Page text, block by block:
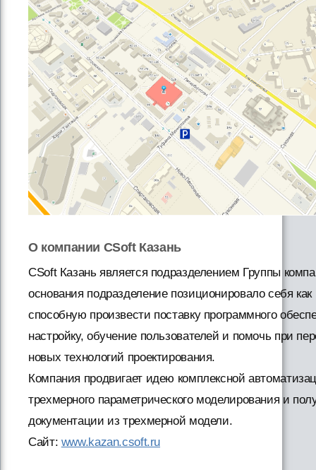
О компании CSoft Казань
CSoft Казань является подразделением Группы
основания подразделение позиционировало себя
способную произвести поставку программного
настройку, обучение пользователей и помочь при
новых технологий проектирования.
Компания продвигает идею комплексной
трехмерного параметрического моделирования и
документации из трехмерной модели.
Сайт: www.kazan.csoft.ru